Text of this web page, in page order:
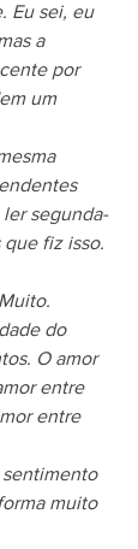
Eu sei, eu
a
por
um
segunda-
que fiz isso.
do
O amor
entre
entre
sentimento
muito